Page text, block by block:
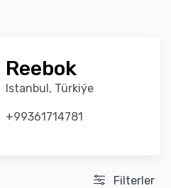
Reebok
Istanbul, Türkiýe
+99361714781
Filterler